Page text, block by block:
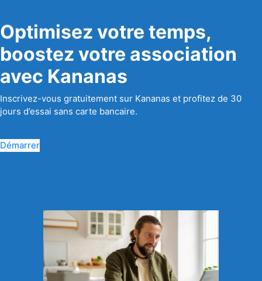
Optimisez votre temps,
boostez votre association
avec Kananas
Inscrivez-vous gratuitement sur Kananas et profitez de 30
jours d’essai sans carte bancaire.
Démarrer